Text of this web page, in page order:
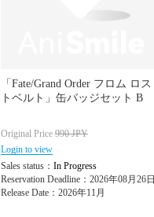
「Fate/Grand Order フロム ロス
トベルト」缶バッジセット B
Original Price 990JPY
Login to view
Sales status： In Progress
Reservation Deadline：2026年08月26日
Release Date：2026年11月